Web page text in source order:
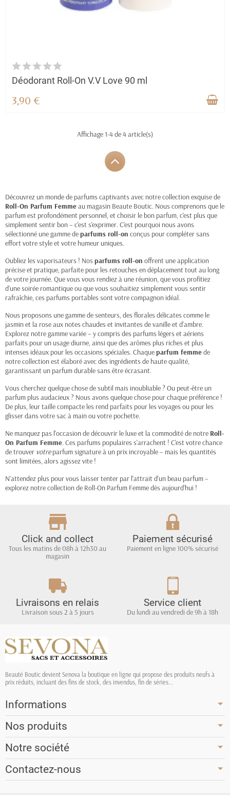
Déodorant Roll-On V.V Love 90 ml
3,90 €
Affichage 1-4 de 4 article(s)
Découvrez un monde de parfums captivants avec notre collection exquise de
Roll-On Parfum Femmeau magasin Beaute Boutic. Nous comprenons que le
parfum est profondément personnel, et choisir le bon parfum, c'est plus que
simplement sentir bon – c'est s'exprimer. C'est pourquoi nous avons
sélectionné une gamme deparfums roll-on conçus pour compléter sans
effort votre style et votre humeur uniques.
Oubliez les vaporisateurs ! Nosparfums roll-on offrent une application
précise et pratique, parfaite pour les retouches en déplacement tout au long
de votre journée. Que vous vous rendiez à une réunion, que vous profitiez
d'une soirée romantique ou que vous souhaitiez simplement vous sentir
rafraîchie, ces parfums portables sont votre compagnon idéal.
Nous proposons une gamme de senteurs, des florales délicates comme le
jasmin et la rose aux notes chaudes et invitantes de vanille et d'ambre.
Explorez notre gamme variée – y compris des parfums légers et aériens
parfaits pour un usage diurne, ainsi que des arômes plus riches et plus
intenses idéaux pour les occasions spéciales. Chaqueparfum femmede
notre collection est élaboré avec des ingrédients de haute qualité,
garantissant un parfum durable sans être écrasant.
Vous cherchez quelque chose de subtil mais inoubliable ? Ou peut-être un
parfum plus audacieux ? Nous avons quelque chose pour chaque préférence !
De plus, leur taille compacte les rend parfaits pour les voyages ou pour les
glisser dans votre sac à main ou votre pochette.
Ne manquez pas l'occasion de découvrir le luxe et la commodité de notre Roll-
On Parfum Femme. Ces parfums populaires s'arrachent ! C'est votre chance
de trouver votreparfum signature à un prix incroyable – mais les quantités
sont limitées, alors agissez vite !
N'attendez plus pour vous laisser tenter par l'attrait d'un beau parfum –
explorez notre collection de Roll-On Parfum Femme dès aujourd'hui !
Click and collect
Tous les matins de 08h à 12h30 au
magasin
Paiement sécurisé
Paiement en ligne 100% sécurisé
Livraisons en relais
Livraison sous 2 à 5 jours
Service client
Du lundi au vendredi de 9h à 18h
Beauté Boutic devient Senova la boutique en ligne qui propose des produits neufs à
prix réduits, incluant des fins de stock, des invendus, fin de séries...
Informations
Nos produits
Notre société
Contactez-nous